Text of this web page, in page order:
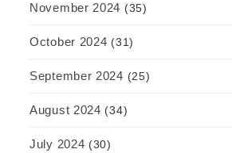
November 2024 (35)
October 2024 (31)
September 2024 (25)
August 2024 (34)
July 2024 (30)